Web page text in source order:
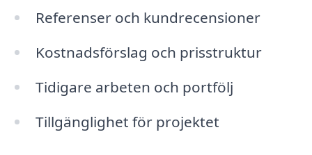
Referenser och kundrecensioner
Kostnadsförslag och prisstruktur
Tidigare arbeten och portfölj
Tillgänglighet för projektet